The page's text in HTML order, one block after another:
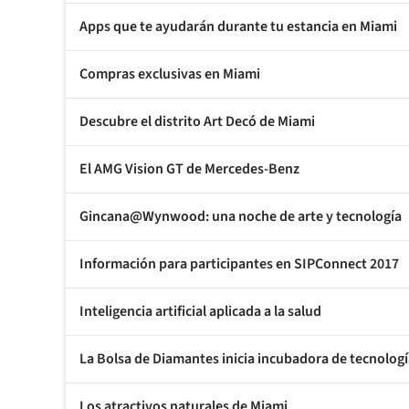
Apps que te ayudarán durante tu estancia en Miami
Compras exclusivas en Miami
Descubre el distrito Art Decó de Miami
El AMG Vision GT de Mercedes-Benz
Gincana@Wynwood: una noche de arte y tecnología
Información para participantes en SIPConnect 2017
Inteligencia artificial aplicada a la salud
La Bolsa de Diamantes inicia incubadora de